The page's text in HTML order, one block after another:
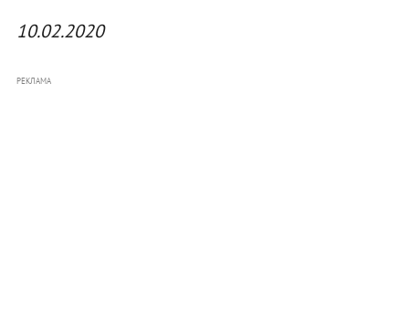
10.02.2020
РЕКЛАМА